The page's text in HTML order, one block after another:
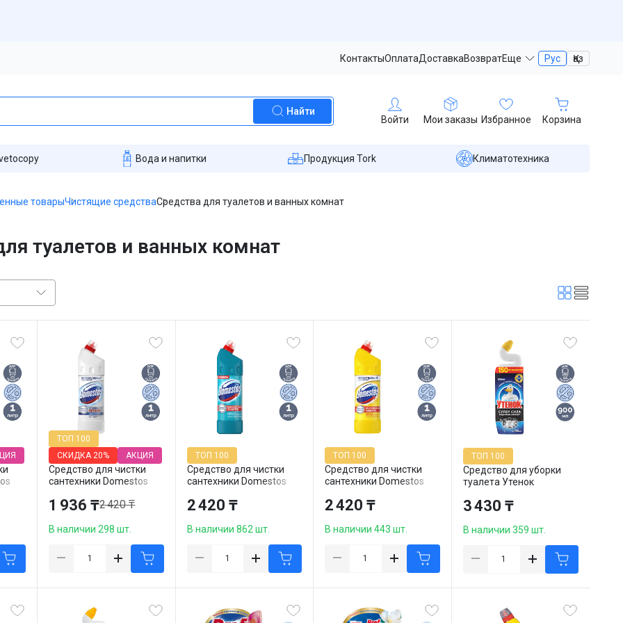
КонтактыОплатаДоставкаВозвратЕще Рус Қаз
Найти
Войти Мои заказы Избранное Корзина
Вода и напитки Продукция Tork Климатотехника
товарыЧистящие средстваСредства для туалетов и ванных комнат
туалетов и ванных комнат
Средство для чистки
сантехники Domestos
ТОП 100
СКИДКА 20% АКЦИЯ
1 936 ₸2 420 ₸
В наличии 298 шт.
Средство для чистки
сантехники Domestos
1000 мл
ТОП 100
2 420 ₸
В наличии 862 шт.
Средство для чистки
сантехники Domestos
1000 мл
ТОП 100
2 420 ₸
В наличии 443 шт.
Средство для уборки
туалета Утенок
900 мл
ТОП 100
3 430 ₸
В наличии 359 шт.